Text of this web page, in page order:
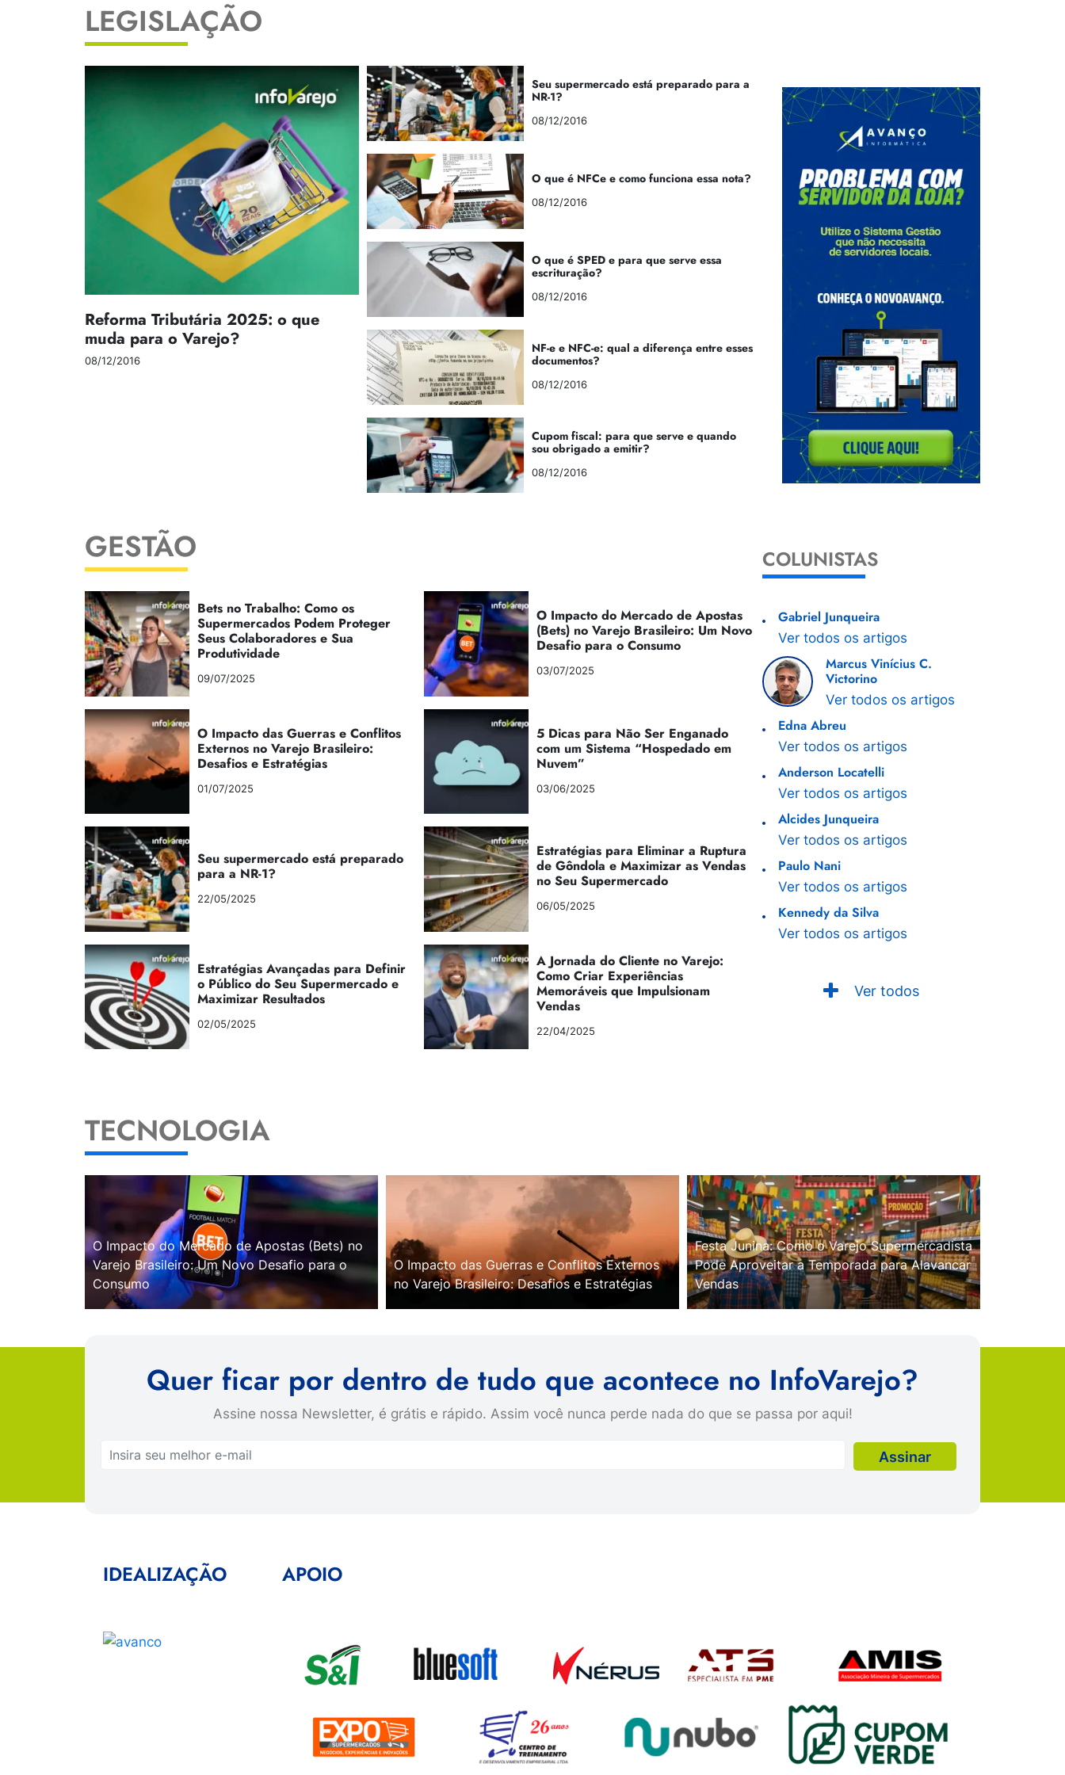
LEGISLAÇÃO
Reforma Tributária 2025: o que
muda para o Varejo?
08/12/2016
Seu supermercado está preparado para a
NR-1?
08/12/2016
O que é NFCe e como funciona essa nota?
08/12/2016
O que é SPED e para que serve essa
escrituração?
08/12/2016
NF-e e NFC-e: qual a diferença entre esses
documentos?
08/12/2016
Cupom fiscal: para que serve e quando
sou obrigado a emitir?
08/12/2016
GESTÃO
Bets no Trabalho: Como os
Supermercados Podem Proteger
Seus Colaboradores e Sua
Produtividade
09/07/2025
O Impacto do Mercado de Apostas
(Bets) no Varejo Brasileiro: Um Novo
Desafio para o Consumo
03/07/2025
O Impacto das Guerras e Conflitos
Externos no Varejo Brasileiro:
Desafios e Estratégias
01/07/2025
5 Dicas para Não Ser Enganado
com um Sistema “Hospedado em
Nuvem”
03/06/2025
Seu supermercado está preparado
para a NR-1?
22/05/2025
Estratégias para Eliminar a Ruptura
de Gôndola e Maximizar as Vendas
no Seu Supermercado
06/05/2025
Estratégias Avançadas para Definir
o Público do Seu Supermercado e
Maximizar Resultados
02/05/2025
A Jornada do Cliente no Varejo:
Como Criar Experiências
Memoráveis que Impulsionam
Vendas
22/04/2025
COLUNISTAS
Gabriel Junqueira
Ver todos os artigos
Marcus Vinícius C.
Victorino
Ver todos os artigos
Edna Abreu
Ver todos os artigos
Anderson Locatelli
Ver todos os artigos
Alcides Junqueira
Ver todos os artigos
Paulo Nani
Ver todos os artigos
Kennedy da Silva
Ver todos os artigos
Ver todos
TECNOLOGIA
O Impacto do Mercado de Apostas (Bets) no
Varejo Brasileiro: Um Novo Desafio para o
Consumo
O Impacto das Guerras e Conflitos Externos
no Varejo Brasileiro: Desafios e Estratégias
Festa Junina: Como o Varejo Supermercadista
Pode Aproveitar a Temporada para Alavancar
Vendas
Quer ficar por dentro de tudo que acontece no InfoVarejo?
Assine nossa Newsletter, é grátis e rápido. Assim você nunca perde nada do que se passa por aqui!
IDEALIZAÇÃO APOIO